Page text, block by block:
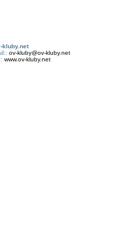
kluby.net
ov-kluby@ov-kluby.net
www.ov-kluby.net